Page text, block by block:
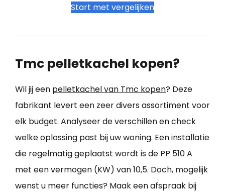
Start met vergelijken
Tmc pelletkachel kopen?
Wil jij een pelletkachel van Tmc kopen? Deze
fabrikant levert een zeer divers assortiment voor
elk budget. Analyseer de verschillen en check
welke oplossing past bij uw woning. Een installatie
die regelmatig geplaatst wordt is de PP 510 A
met een vermogen (KW) van 10,5. Doch, mogelijk
wenst u meer functies? Maak een afspraak bij